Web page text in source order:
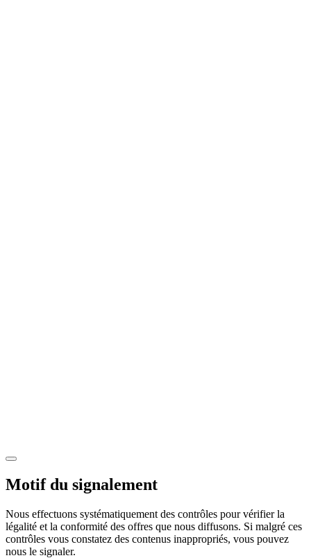
Motif du signalement
Nous effectuons systématiquement des contrôles pour vérifier la
légalité et la conformité des offres que nous diffusons. Si malgré ces
contrôles vous constatez des contenus inappropriés, vous pouvez
nous le signaler.